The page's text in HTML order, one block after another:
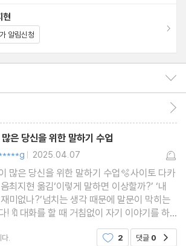
주도한다
액션 기술
은 마음을 부른다
대화에서 시작된다
요성
있는 것은 세 가지씩
리하기
는 법
를 만드는 사람
현
알림신청
은 당신을 위한 말하기 수업
| 2025.04.07
많은 당신을 위한 말하기 수업🫧사이토 다카
최지현 옮김‘이렇게 말하면 이상할까?’ ‘내
미없나?’넘치는 생각 때문에 말문이 막히는
!🔖대화를 할 때 거침없이 자기 이야기를 하
람보다 말을 잘 들어주고 적절한 타이밍에 리액
는 사람이 있으면 마음이 편안해집니다.왠지
. 2 댓글 0